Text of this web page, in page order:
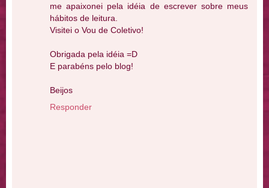
me apaixonei pela idéia de escrever sobre meus
hábitos de leitura.
Visitei o Vou de Coletivo!
Obrigada pela idéia =D
E parabéns pelo blog!
Beijos
Responder